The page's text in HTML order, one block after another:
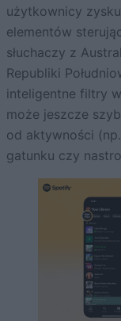
użytkownicy
elementów
słuchaczy z
Republiki
inteligentne filtry
może jeszcze
od aktywności
gatunku czy